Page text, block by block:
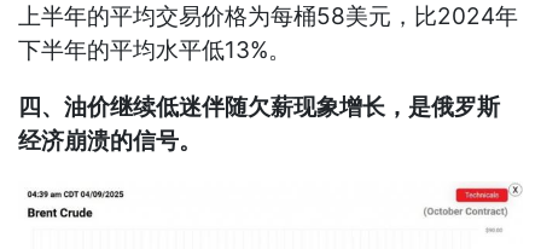
上半年的平均交易价格为每桶58美元，比2024年
下半年的平均水平低13%。
四、油价继续低迷伴随欠薪现象增长，是俄罗斯
经济崩溃的信号。